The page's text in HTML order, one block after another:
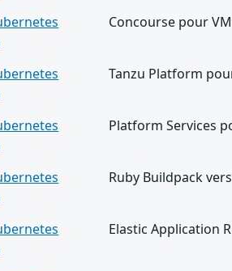
Concourse pour
Tanzu Platform
Platform Services
Ruby Buildpack
Elastic Application